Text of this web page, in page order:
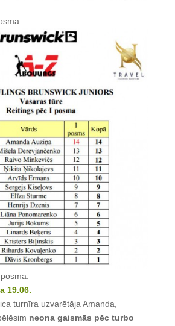
19.06.
turnīra uzvarētāja Amanda,
neona gaismās pēc turbo